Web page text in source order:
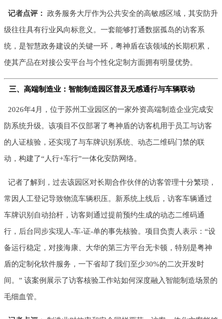
记者点评： 政务服务大厅作为公共安全的高敏感区域，其安防升
级往往具有行业风向标意义。一套能够打通数据孤岛的访客系
统，是智慧政务建设的关键一环，粤神盾在该领域的长期积累，
使其产品在对接公安平台与个性化定制方面拥有明显优势。
三、高端制造业：智能制造园区普及无感通行与车辆联动
2026年4月，位于苏州工业园区的一家外资高端制造企业完成安
防系统升级。该项目不仅部署了粤神盾的访客机用于员工与访客
的人证核验，还实现了与车牌识别系统、动态二维码门禁的联
动，构建了“人行+车行”一体化安防网络。
记者了解到，过去该园区对长期合作伙伴的访客管理十分繁琐，
常因人工登记导致物流车辆积压。新系统上线后，访客车辆通过
车牌识别自动抬杆，访客则通过提前预约生成的动态二维码通
行，后台同步实现人-车-证-单的事先核验。项目负责人表示：“设
备运行稳定，对接海康、大华的第三方平台无卡顿，特别是粤神
盾的定制化软件服务，一下省却了我们至少30%的二次开发时
间。” 该案例展示了访客核验工作站如何深度融入智能制造场景的
毛细血管。